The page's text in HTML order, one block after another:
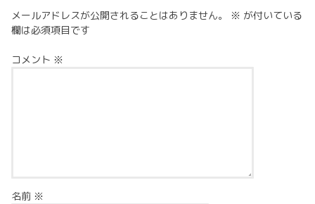
メールアドレスが公開されることはありません。 ※ が付いている
欄は必須項目です
コメント ※
名前 ※